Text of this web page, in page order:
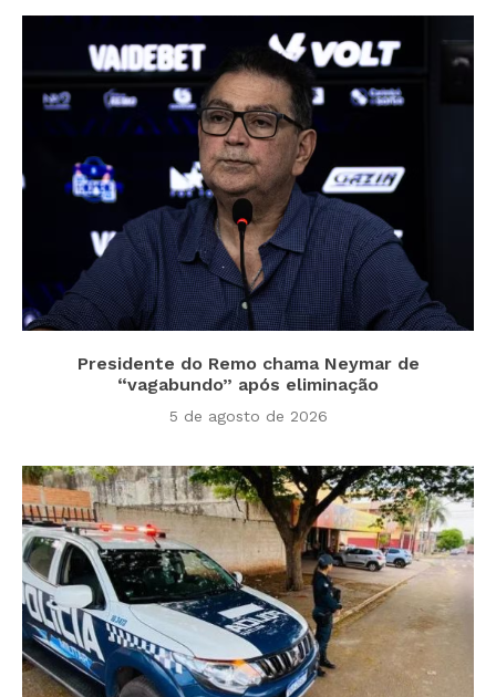
Presidente do Remo chama Neymar de
“vagabundo” após eliminação
5 de agosto de 2026